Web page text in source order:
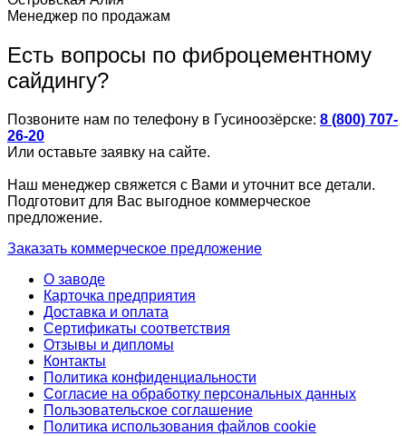
Менеджер по продажам
Есть вопросы по фиброцементному
сайдингу?
Позвоните нам по телефону в Гусиноозёрске: 8 (800) 707-
26-20
Или оставьте заявку на сайте.
Наш менеджер свяжется с Вами и уточнит все детали.
Подготовит для Вас выгодное коммерческое
предложение.
Заказать коммерческое предложение
О заводе
Карточка предприятия
Доставка и оплата
Сертификаты соответствия
Отзывы и дипломы
Контакты
Политика конфиденциальности
Согласие на обработку персональных данных
Пользовательское соглашение
Политика использования файлов cookie